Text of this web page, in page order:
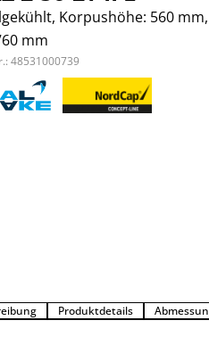
Korpushöhe: 560 mm,
mm
48531000739
Produktdetails